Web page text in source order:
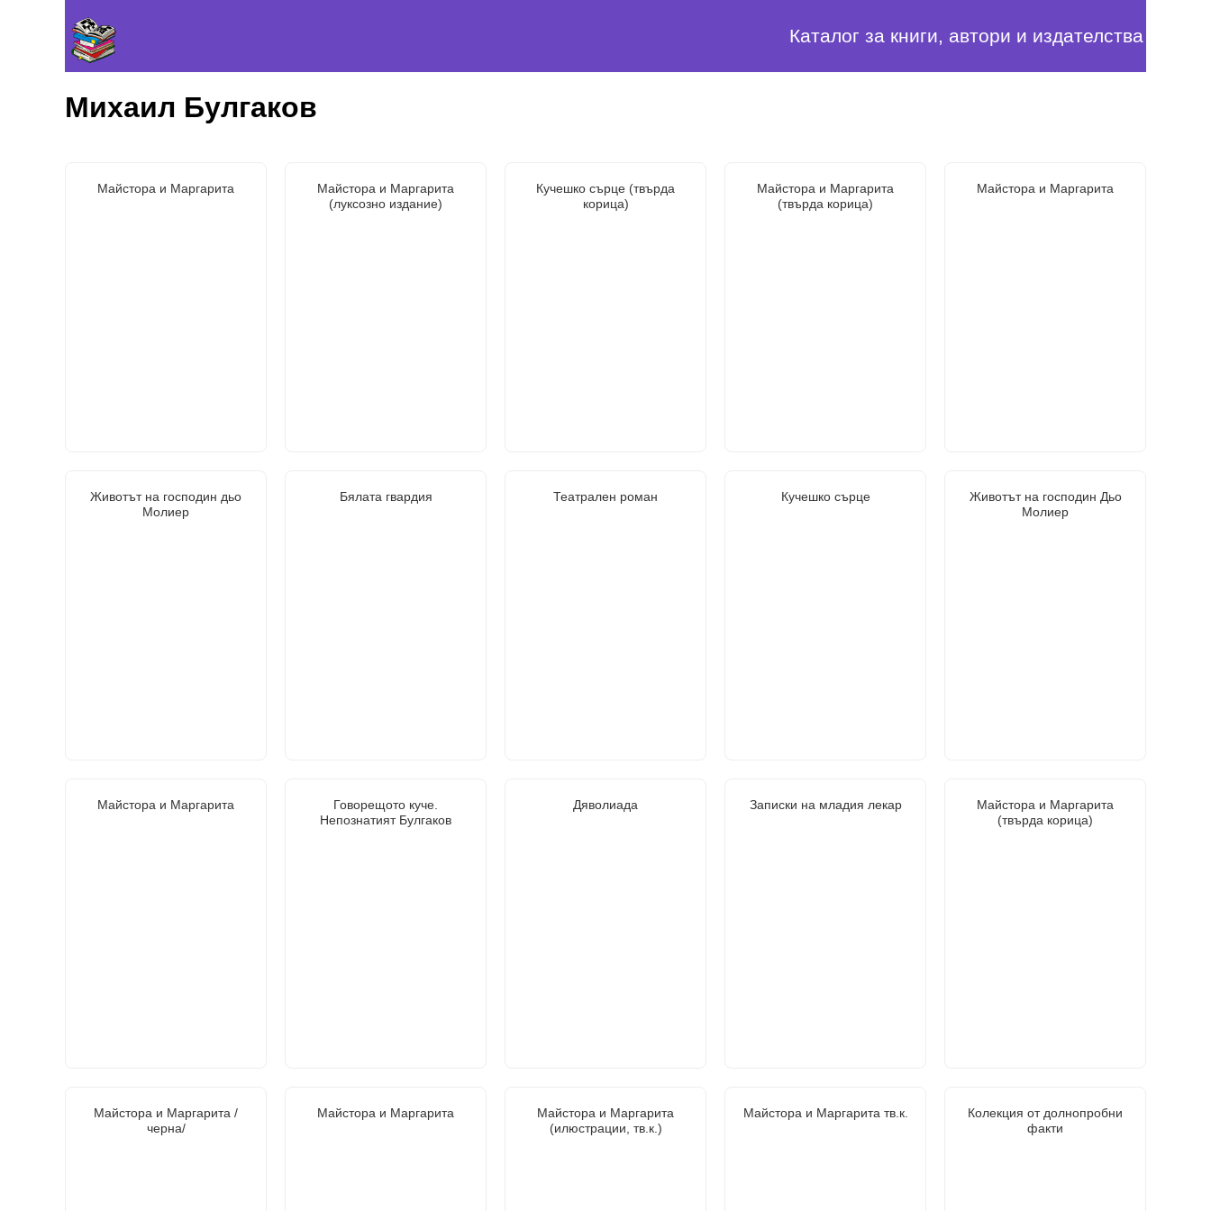
Каталог за книги, автори и издателства
Михаил Булгаков
Майстора и Маргарита
Майстора и Маргарита
(луксозно издание)
Кучешко сърце (твърда
корица)
Майстора и Маргарита
(твърда корица)
Майстора и Маргарита
Животът на господин дьо
Молиер
Бялата гвардия Театрален роман Кучешко сърце
Животът на господин Дьо
Молиер
Майстора и Маргарита
Говорещото куче.
Непознатият Булгаков
Дяволиада Записки на младия лекар
Майстора и Маргарита
(твърда корица)
Майстора и Маргарита /
черна/
Майстора и Маргарита
Майстора и Маргарита
(илюстрации, тв.к.)
Майстора и Маргарита тв.к.
Колекция от долнопробни
факти